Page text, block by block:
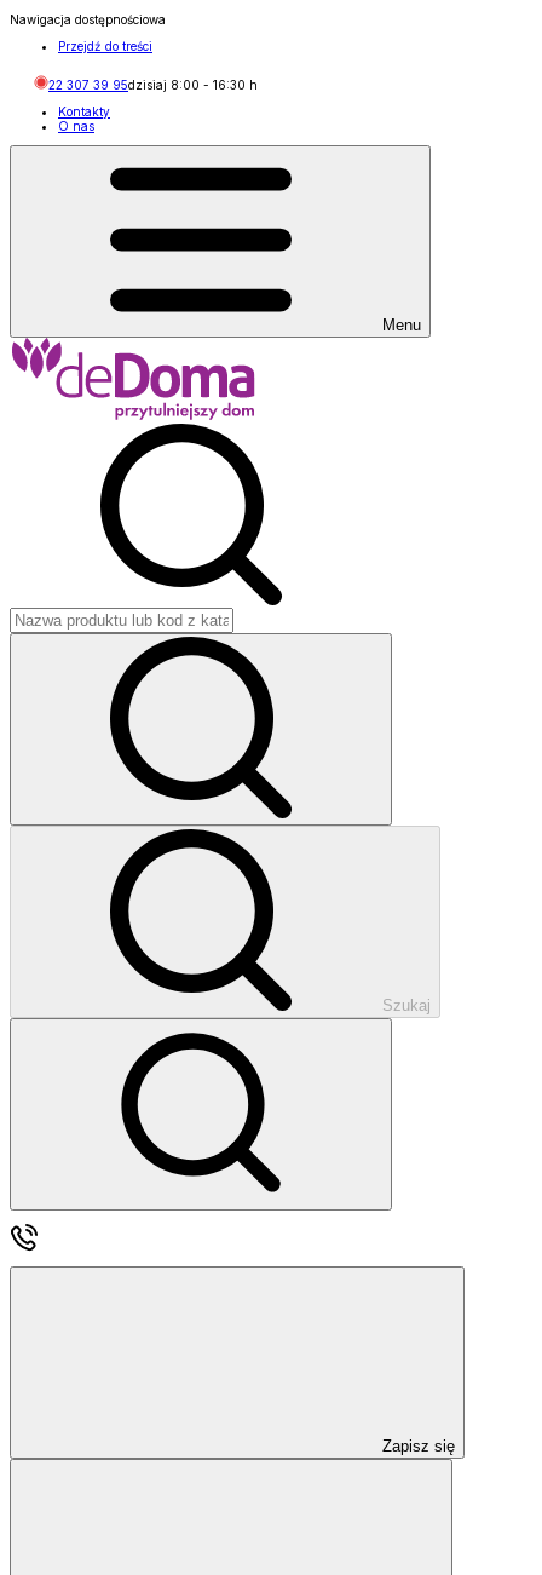
Nawigacja dostępnościowa
Przejdź do treści
22 307 39 95dzisiaj 8:00 - 16:30 h
Kontakty
O nas
Menu
Szukaj
Zapisz się